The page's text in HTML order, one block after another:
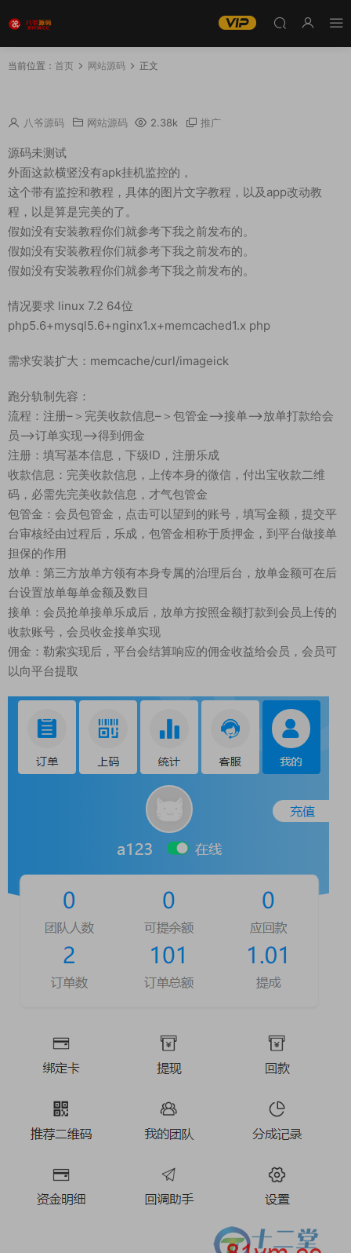
当前位置： 首页 网站源码 正文
八爷源码 网站源码 2.38k 推广
源码未测试
外面这款横竖没有apk挂机监控的，
这个带有监控和教程，具体的图片文字教程，以及app改动教
程，以是算是完美的了。
假如没有安装教程你们就参考下我之前发布的。
假如没有安装教程你们就参考下我之前发布的。
假如没有安装教程你们就参考下我之前发布的。
情况要求 linux 7.2 64位
php5.6+mysql5.6+nginx1.x+memcached1.x php
需求安装扩大：memcache/curl/imageick
跑分轨制先容：
流程：注册–＞完美收款信息–＞包管金–>接单–>放单打款给会
员–>订单实现–>得到佣金
注册：填写基本信息，下级ID，注册乐成
收款信息：完美收款信息，上传本身的微信，付出宝收款二维
码，必需先完美收款信息，才气包管金
包管金：会员包管金，点击可以望到的账号，填写金额，提交平
台审核经由过程后，乐成，包管金相称于质押金，到平台做接单
担保的作用
放单：第三方放单方领有本身专属的治理后台，放单金额可在后
台设置放单每单金额及数目
接单：会员抢单接单乐成后，放单方按照金额打款到会员上传的
收款账号，会员收金接单实现
佣金：勒索实现后，平台会结算响应的佣金收益给会员，会员可
以向平台提取